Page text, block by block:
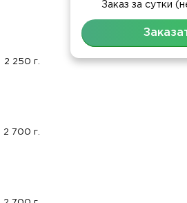
2 250 г.
2 700 г.
Заказ за сутки